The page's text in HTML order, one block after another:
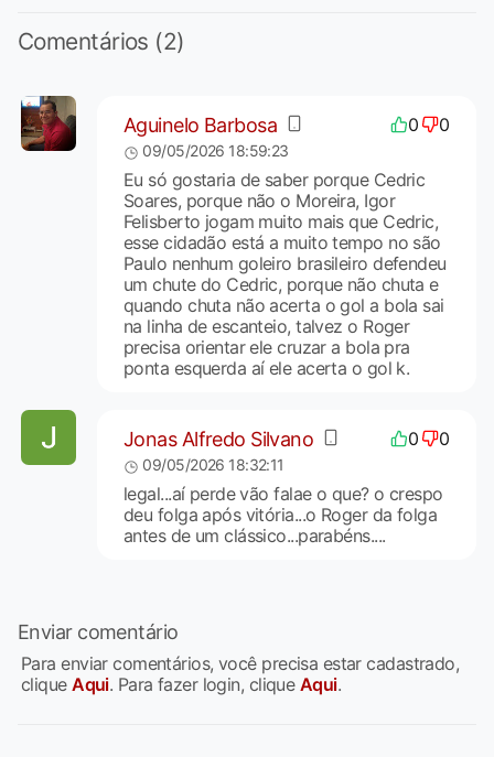
Comentários (2)
Aguinelo Barbosa 0 0
09/05/2026 18:59:23
Eu só gostaria de saber porque Cedric
Soares, porque não o Moreira, Igor
Felisberto jogam muito mais que Cedric,
esse cidadão está a muito tempo no são
Paulo nenhum goleiro brasileiro defendeu
um chute do Cedric, porque não chuta e
quando chuta não acerta o gol a bola sai
na linha de escanteio, talvez o Roger
precisa orientar ele cruzar a bola pra
ponta esquerda aí ele acerta o gol k.
Jonas Alfredo Silvano 0 0
09/05/2026 18:32:11
legal...aí perde vão falae o que? o crespo
deu folga após vitória...o Roger da folga
antes de um clássico...parabéns....
Enviar comentário
Para enviar comentários, você precisa estar cadastrado,
cliqueAqui. Para fazer login, clique Aqui.